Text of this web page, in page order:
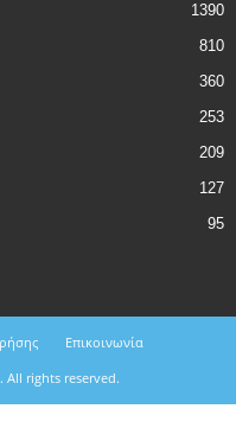
1390
810
360
253
209
127
95
Επικοινωνία
All rights reserved.